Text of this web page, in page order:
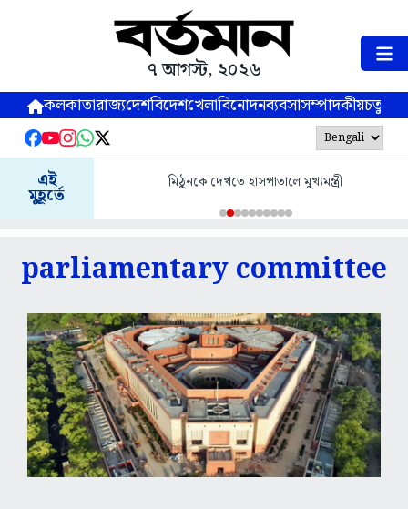
৭ আগস্ট, ২০২৬
কলকাতারাজ্যদেশবিদেশখেলাবিনোদনব্যবসাসম্পাদকীয়
এই
মুহূর্তে
মিঠুনকে দেখতে হাসপাতালে মুখ্যমন্ত্রী
parliamentary committee